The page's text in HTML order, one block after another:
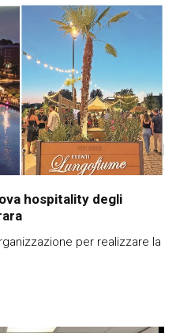
hospitality degli
per realizzare la